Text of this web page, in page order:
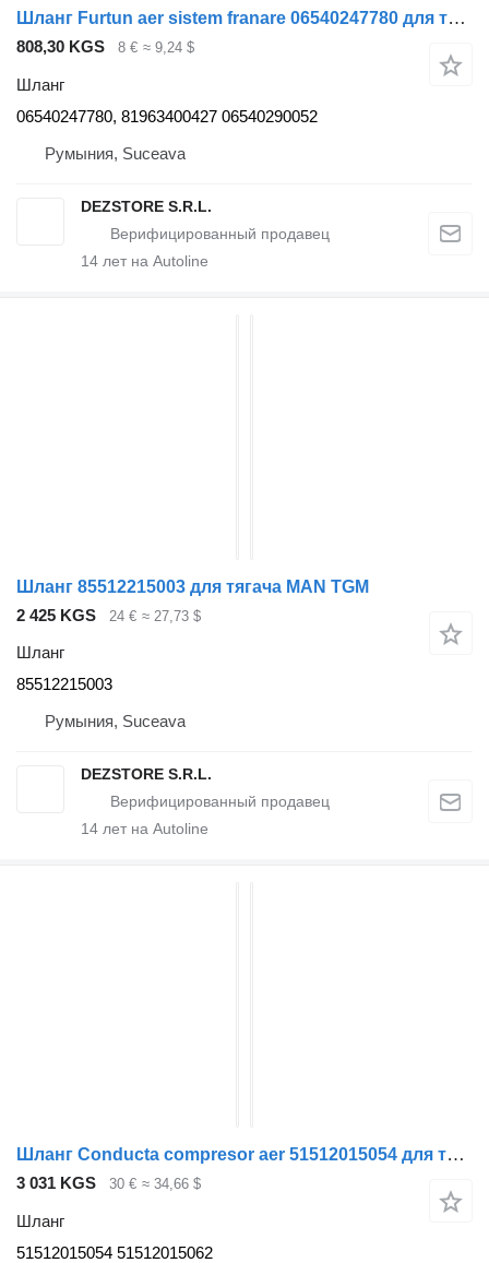
Шланг Furtun aer sistem franare 06540247780 для тягача MAN TGX
808,30 KGS 8 € ≈ 9,24 $
Шланг
06540247780, 81963400427 06540290052
Румыния, Suceava
DEZSTORE S.R.L.
14 лет на Autoline
Шланг 85512215003 для тягача MAN TGM
2 425 KGS
24 € ≈ 27,73 $
Шланг
85512215003
Румыния, Suceava
DEZSTORE S.R.L.
14 лет на Autoline
Шланг Conducta compresor aer 51512015054 для тягача MAN TGS
3 031 KGS 30 € ≈ 34,66 $
Шланг
51512015054 51512015062